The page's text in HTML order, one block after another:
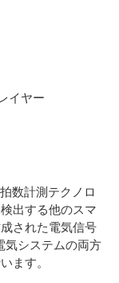
イヤー
数計測テクノロ
出する他のスマ
された電気信号
気システムの両方
ます。